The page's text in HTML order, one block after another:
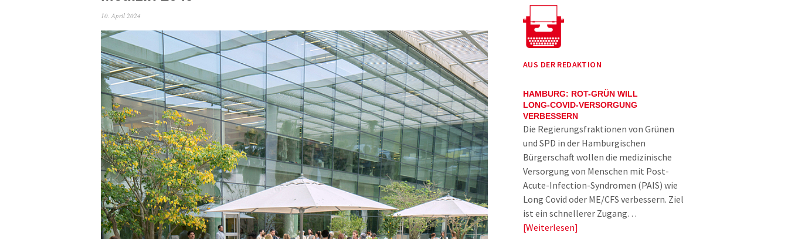
10. April 2024
AUS DER REDAKTION
HAMBURG: ROT-GRÜN WILL
LONG-COVID-VERSORGUNG
VERBESSERN
Die Regierungsfraktionen von Grünen
und SPD in der Hamburgischen
Bürgerschaft wollen die medizinische
Versorgung von Menschen mit Post-
Acute-Infection-Syndromen (PAIS) wie
Long Covid oder ME/CFS verbessern. Ziel
ist ein schnellerer Zugang…
Weiterlesen